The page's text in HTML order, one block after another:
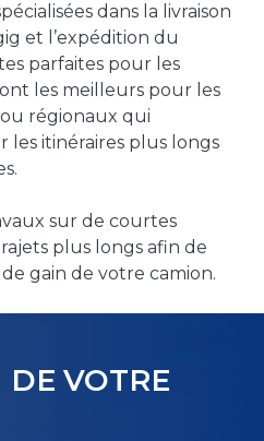
dans la livraison
et l’expédition du
parfaites pour les
les meilleurs pour les
régionaux qui
itinéraires plus longs
sur de courtes
plus longs afin de
gain de votre camion.
VOTRE